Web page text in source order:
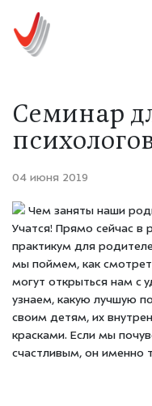
Семинар
04 июня 2019
Чем заняты наши
Учатся! Прямо сейчас в
практикум для
мы поймем, как
могут открыться нам с
узнаем, какую лучшую
своим детям, их
красками. Если мы
счастливым, он именно